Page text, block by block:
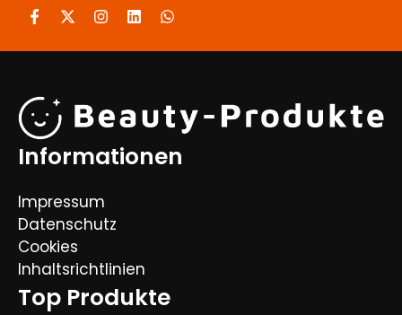
Informationen
Impressum
Datenschutz
Cookies
Inhaltsrichtlinien
Top Produkte